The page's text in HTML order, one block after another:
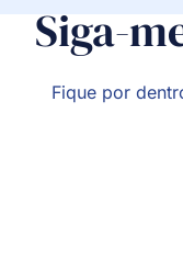
Siga-
Fique por